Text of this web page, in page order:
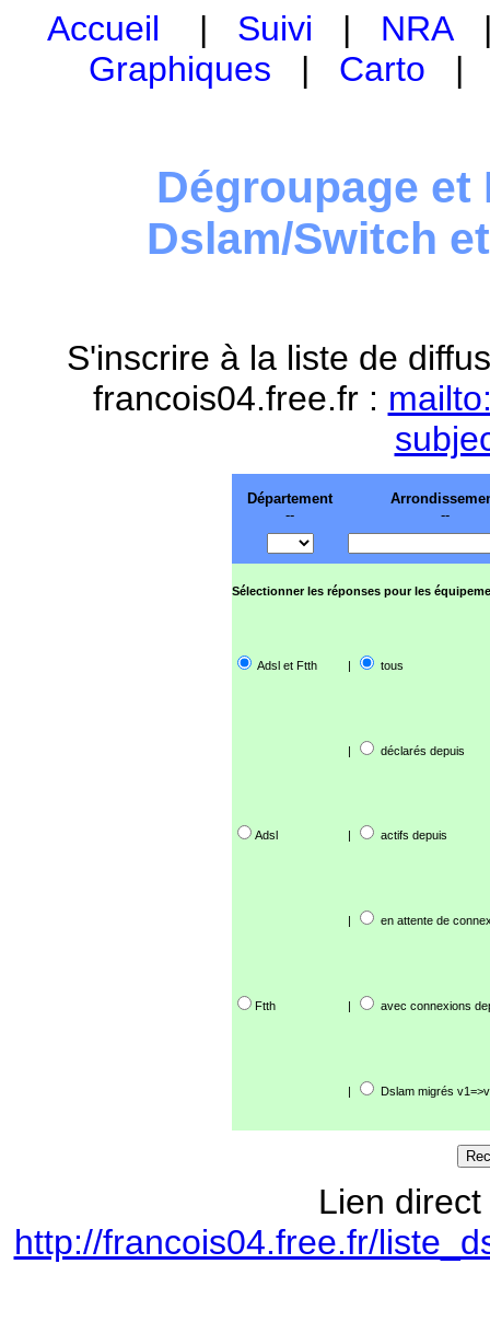
Accueil | Suivi | NRA
Graphiques | Carto
Dégroupage et
Dslam/Switch
S'inscrire à la liste de
francois04.free.fr :
Département
--
--
Sélectionner les réponses pour les
Adsl et Ftth | tous
| déclarés depuis
Adsl | actifs depuis
| en attente de
Ftth | avec connexions
| Dslam migrés
Lien
http://francois04.free.fr/